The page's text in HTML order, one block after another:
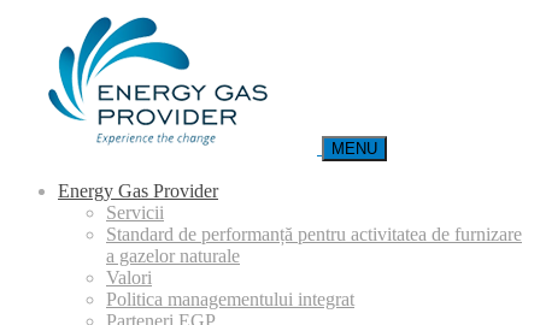
MENU
Energy Gas Provider
Servicii
Standard de performanță pentru activitatea de furnizare
a gazelor naturale
Valori
Politica managementului integrat
Parteneri EGP